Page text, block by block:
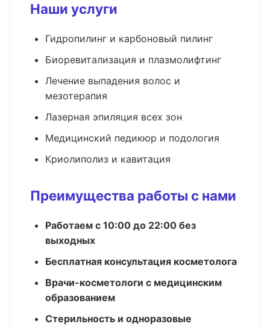
Наши услуги
Гидропилинг и карбоновый пилинг
Биоревитализация и плазмолифтинг
Лечение выпадения волос и
мезотерапия
Лазерная эпиляция всех зон
Медицинский педикюр и подология
Криолиполиз и кавитация
Преимущества работы с нами
Работаем с 10:00 до 22:00 без
выходных
Бесплатная консультация косметолога
Врачи-косметологи с медицинским
образованием
Стерильность и одноразовые